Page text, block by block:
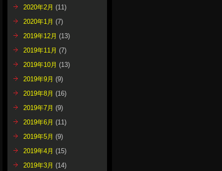
2020年2月 (11)
2020年1月 (7)
2019年12月 (13)
2019年11月 (7)
2019年10月 (13)
2019年9月 (9)
2019年8月 (16)
2019年7月 (9)
2019年6月 (11)
2019年5月 (9)
2019年4月 (15)
2019年3月 (14)